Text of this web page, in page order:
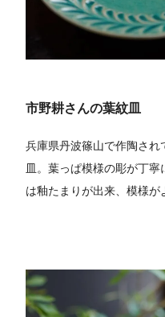
市野耕さんの葉紋皿
兵庫県丹波篠山で作陶さ
皿。葉っぱ模様の彫が丁
は釉たまりが出来、模様が